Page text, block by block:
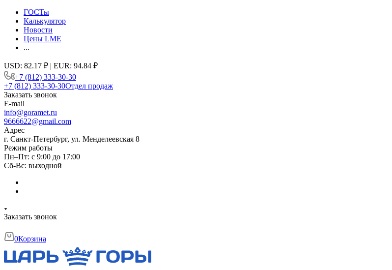
ГОСТы
Калькулятор
Новости
Цены LME
...
USD: 82.17 ₽ | EUR: 94.84 ₽
+7 (812) 333-30-30
+7 (812) 333-30-30Отдел продаж
Заказать звонок
E-mail
info@goramet.ru
9666622@gmail.com
Адрес
г. Санкт-Петербург, ул. Менделеевская 8
Режим работы
Пн–Пт: с 9:00 до 17:00
Сб-Вс: выходной
Заказать звонок
0Корзина